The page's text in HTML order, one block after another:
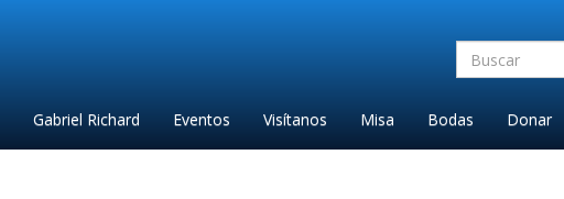
Buscar:'
Gabriel Richard Eventos Visítanos Misa Bodas Donar